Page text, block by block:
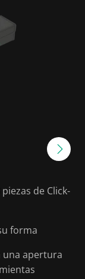
de Click-
forma
una apertura